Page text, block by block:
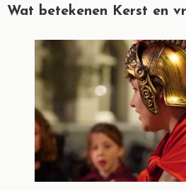
Wat betekenen Kerst en